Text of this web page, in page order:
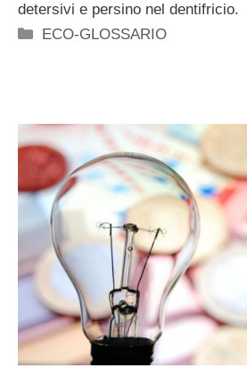
detersivi e persino nel dentifricio.
Categorie
ECO-GLOSSARIO